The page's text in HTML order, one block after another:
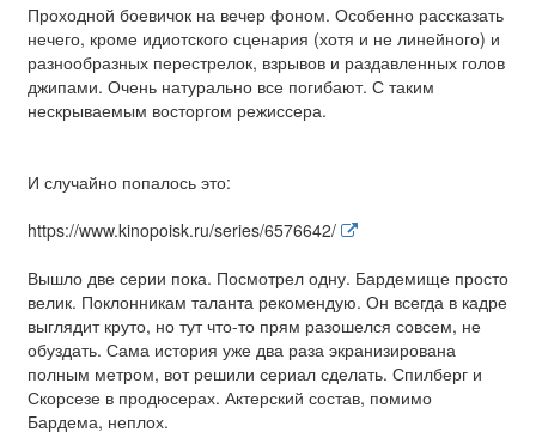
Проходной боевичок на вечер фоном. Особенно рассказать
нечего, кроме идиотского сценария (хотя и не линейного) и
разнообразных перестрелок, взрывов и раздавленных голов
джипами. Очень натурально все погибают. С таким
нескрываемым восторгом режиссера.
И случайно попалось это:
https://www.kinopoisk.ru/series/6576642/
Вышло две серии пока. Посмотрел одну. Бардемище просто
велик. Поклонникам таланта рекомендую. Он всегда в кадре
выглядит круто, но тут что-то прям разошелся совсем, не
обуздать. Сама история уже два раза экранизирована
полным метром, вот решили сериал сделать. Спилберг и
Скорсезе в продюсерах. Актерский состав, помимо
Бардема, неплох.